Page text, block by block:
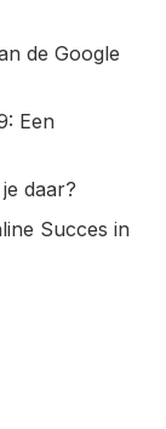
de Google
Een
daar?
Succes in